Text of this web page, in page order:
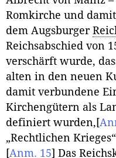
Romkirche und
dem Augsburger
Reichsabschied von
verschärft wurde,
alten in den neuen
damit verbundene
Kirchengütern als
definiert wurden, [
„Rechtlichen
[Anm. 15] Das